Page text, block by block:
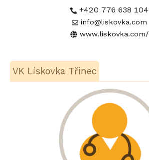
+420 776 638 104
info@liskovka.com
www.liskovka.com/
VK Lískovka Třinec